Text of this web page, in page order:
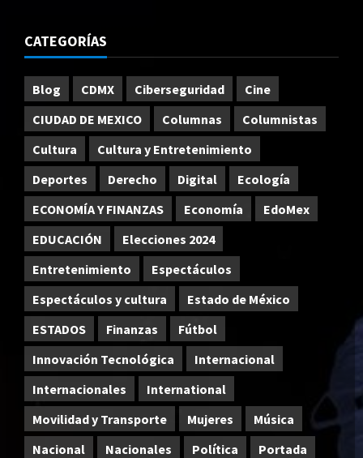
CATEGORÍAS
Blog CDMX Ciberseguridad
Cine
CIUDAD DE MEXICO
Columnas
Columnistas
Cultura
Cultura y Entretenimiento
Deportes
Derecho Digital
Ecología
ECONOMÍA Y FINANZAS
Economía
EdoMex
EDUCACIÓN
Elecciones 2024
Entretenimiento
Espectáculos
Espectáculos y cultura
Estado de México
ESTADOS
Finanzas
Fútbol
Innovación Tecnológica
Internacional
Internacionales
International
Movilidad y Transporte
Mujeres
Música
Nacional
Nacionales Política
Portada